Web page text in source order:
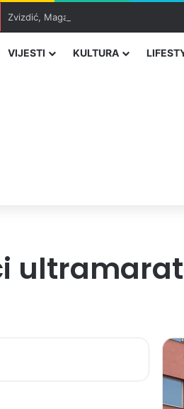
Zvizdić, Magazinović i Kojović traže
VIJESTI KULTURA